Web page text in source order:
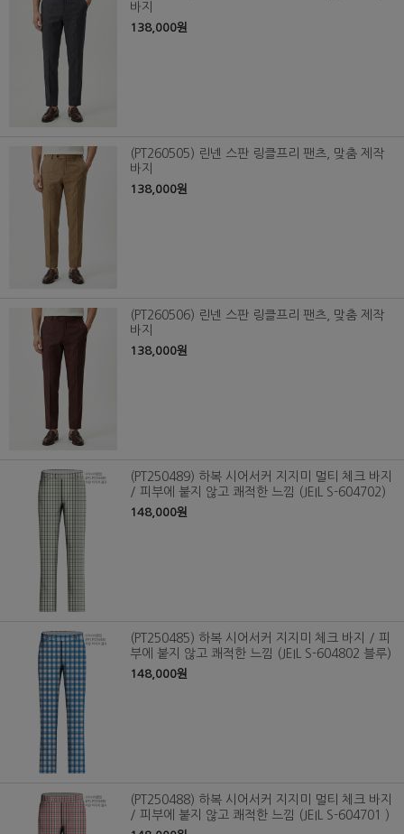
바지
138,000원
(PT260505) 린넨 스판 링클프리 팬츠, 맞춤 제작
바지
138,000원
(PT260506) 린넨 스판 링클프리 팬츠, 맞춤 제작
바지
138,000원
(PT250489) 하복 시어서커 지지미 멀티 체크 바지
/ 피부에 붙지 않고 쾌적한 느낌 (JEIL S-604702)
148,000원
(PT250485) 하복 시어서커 지지미 체크 바지 / 피
부에 붙지 않고 쾌적한 느낌 (JEIL S-604802 블루)
148,000원
(PT250488) 하복 시어서커 지지미 멀티 체크 바지
/ 피부에 붙지 않고 쾌적한 느낌 (JEIL S-604701 )